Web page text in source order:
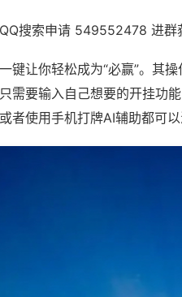
搜索申请 549552478 进群
键让你轻松成为“必赢”。其
需要输入自己想要的开挂功
者使用手机打牌AI辅助都可以